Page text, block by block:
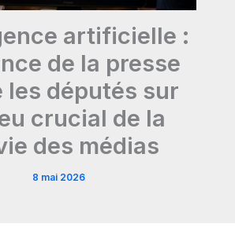
artificielle :
de la presse
les députés sur
crucial de la
des médias
8 mai 2026